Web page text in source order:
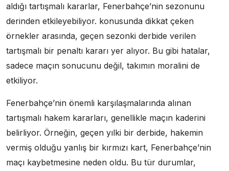
aldığı tartışmalı kararlar, Fenerbahçe’nin sezonunu
derinden etkileyebiliyor. konusunda dikkat çeken
örnekler arasında, geçen sezonki derbide verilen
tartışmalı bir penaltı kararı yer alıyor. Bu gibi hatalar,
sadece maçın sonucunu değil, takımın moralini de
etkiliyor.
Fenerbahçe’nin önemli karşılaşmalarında alınan
tartışmalı hakem kararları, genellikle maçın kaderini
belirliyor. Örneğin, geçen yılki bir derbide, hakemin
vermiş olduğu yanlış bir kırmızı kart, Fenerbahçe’nin
maçı kaybetmesine neden oldu. Bu tür durumlar,